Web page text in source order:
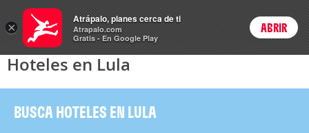
Hoteles Login
Hoteles en Lula
BUSCA HOTELES EN LULA
×
Atrápalo, planes cerca de ti
Atrapalo.com
Gratis - En Google Play
ABRIR